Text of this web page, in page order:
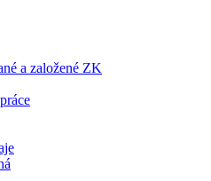
a založené ZK